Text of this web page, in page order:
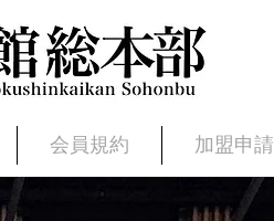
会員規約 加盟申請